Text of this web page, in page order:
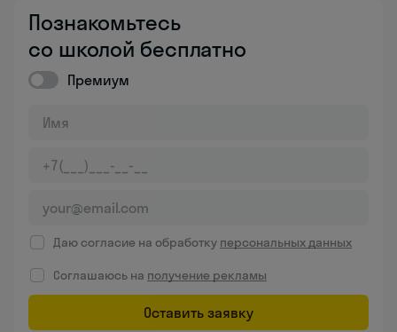
Познакомьтесь
со школой бесплатно
Премиум
Даю согласие на обработку персональных данных
Соглашаюсь на получение рекламы
Оставить заявку